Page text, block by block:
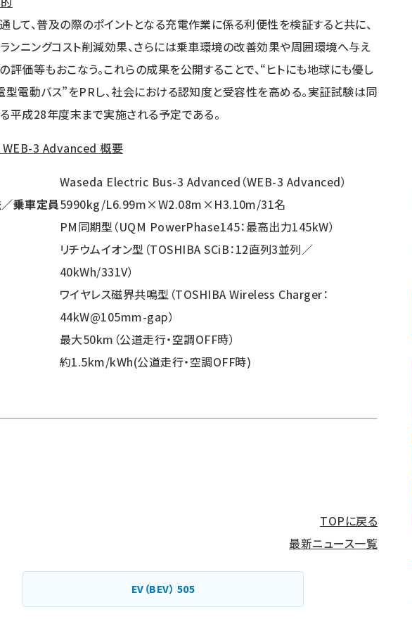
して、普及の際のポイントとなる充電作業に係る利便性を検証すると共に、
ンニングコスト削減効果、さらには乗車環境の改善効果や周囲環境へ与え
評価等もおこなう。これらの成果を公開することで、“ヒトにも地球にも優し
型電動バス”をPRし、社会における認知度と受容性を高める。実証試験は同
平成28年度末まで実施される予定である。
WEB-3 Advanced 概要
Waseda Electric Bus-3 Advanced（WEB-3 Advanced）
乗車定員5990kg/L6.99m×W2.08m×H3.10m/31名
PM同期型（UQM PowerPhase145：最高出力145kW）
リチウムイオン型（TOSHIBA SCiB：12直列3並列／
40kWh/331V）
ワイヤレス磁界共鳴型（TOSHIBA Wireless Charger：
44kW@105mm-gap）
最大50km（公道走行・空調OFF時）
約1.5km/kWh(公道走行・空調OFF時)
TOPに戻る
最新ニュース一覧
EV（BEV） 505